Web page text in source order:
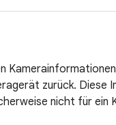
zurück. Diese
nicht für ein